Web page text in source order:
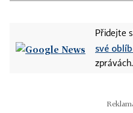
Přidejte
své
zprávách.